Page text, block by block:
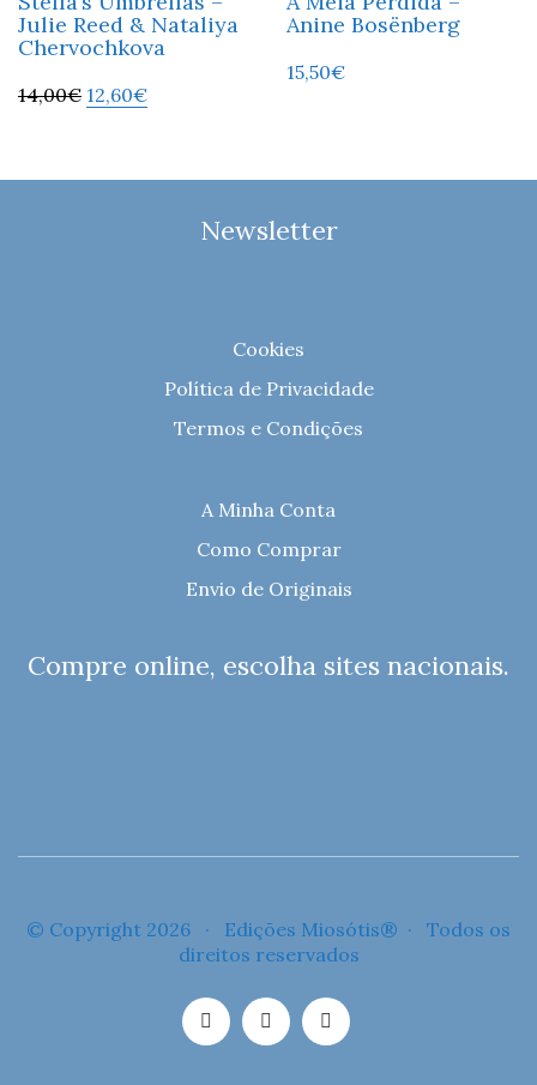
Julie Reed & Nataliya
Chervochkova
14,00€ 12,60€
Anine Bosënberg
15,50€
Newsletter
Cookies
Política de Privacidade
Termos e Condições
A Minha Conta
Como Comprar
Envio de Originais
Compre online, escolha sites nacionais.
© Copyright 2026 · Edições Miosótis® · Todos os
direitos reservados